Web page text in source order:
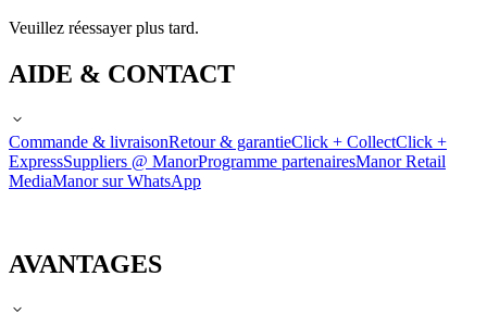
Veuillez réessayer plus tard.
AIDE & CONTACT
Commande & livraisonRetour & garantieClick + CollectClick +
ExpressSuppliers @ ManorProgramme partenairesManor Retail
MediaManor sur WhatsApp
AVANTAGES